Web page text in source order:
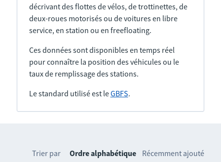
décrivant des flottes de vélos, de trottinettes, de
deux-roues motorisés ou de voitures en libre
service, en station ou en freefloating.
Ces données sont disponibles en temps réel
pour connaître la position des véhicules ou le
taux de remplissage des stations.
Le standard utilisé est leGBFS.
Trier par Ordre alphabétique Récemment ajouté